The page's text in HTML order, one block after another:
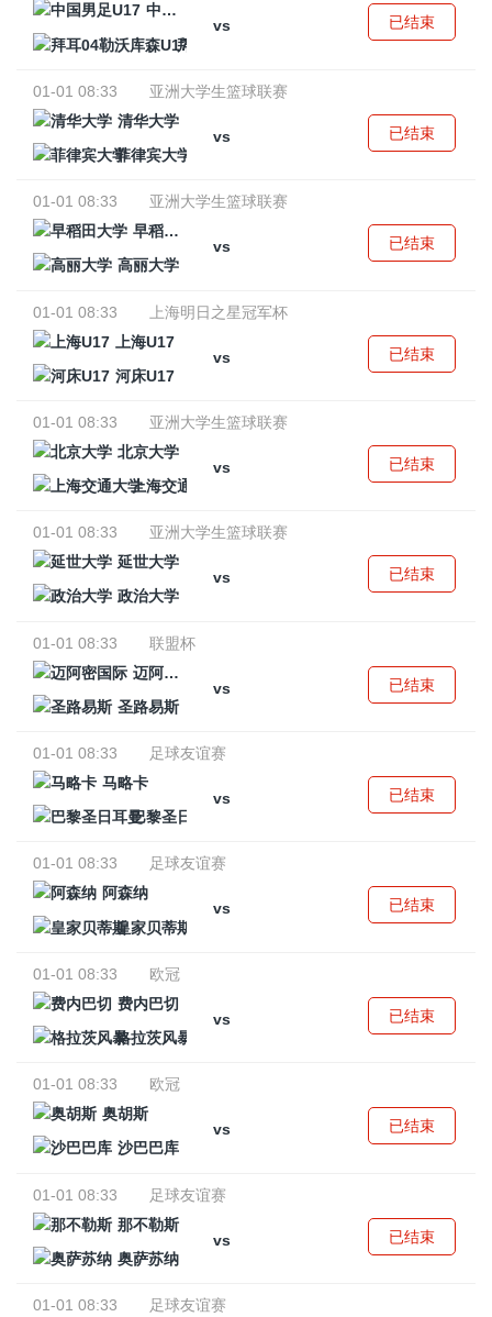
中国男足U17
vs
拜耳04勒沃库森U17
已结束
01-01 08:33
亚洲大学生篮球联赛
清华大学
vs
菲律宾大学
已结束
01-01 08:33
亚洲大学生篮球联赛
早稻田大学
vs
高丽大学
已结束
01-01 08:33
上海明日之星冠军杯
上海U17
vs
河床U17
已结束
01-01 08:33
亚洲大学生篮球联赛
北京大学
vs
上海交通大学
已结束
01-01 08:33
亚洲大学生篮球联赛
延世大学
vs
政治大学
已结束
01-01 08:33
联盟杯
迈阿密国际
vs
圣路易斯
已结束
01-01 08:33
足球友谊赛
马略卡
vs
巴黎圣日耳曼
已结束
01-01 08:33
足球友谊赛
阿森纳
vs
皇家贝蒂斯
已结束
01-01 08:33
欧冠
费内巴切
vs
格拉茨风暴
已结束
01-01 08:33
欧冠
奥胡斯
vs
沙巴巴库
已结束
01-01 08:33
足球友谊赛
那不勒斯
vs
奥萨苏纳
已结束
01-01 08:33 足球友谊赛